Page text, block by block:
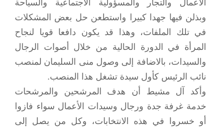
الأعمال والتجار والمسؤولية الاجتماعية والسياحة
وبذلن فيها جهدا كبيرا واستطعن حل بعض المشكلات
في تلك الملفات، وهذا قد يكون دافعا قويا لنجاح
المرأة في الدورة الحالية من خلال أصوات الرجال
والسيدات، بالاضافة إلى وصول منى السليمان لمنصب
نائب الرئيس كأول سيدة تشغل هذا المنصب.
وأكد آل مشيط أن هدف المرشحين والمرشحات
خدمة غرفة جدة ورجال وسيدات الأعمال سواء فازوا
أو خسروا في هذه الانتخابات، وكل من يصل إلى